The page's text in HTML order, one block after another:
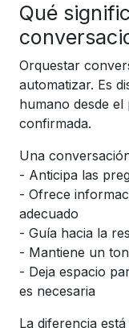
Qué
Orquestar
automatizar. Es
humano desde
confirmada.
Una
- Anticipa las
- Ofrece
adecuado
- Guía hacia la
- Mantiene un
- Deja espacio
es necesaria
La diferencia